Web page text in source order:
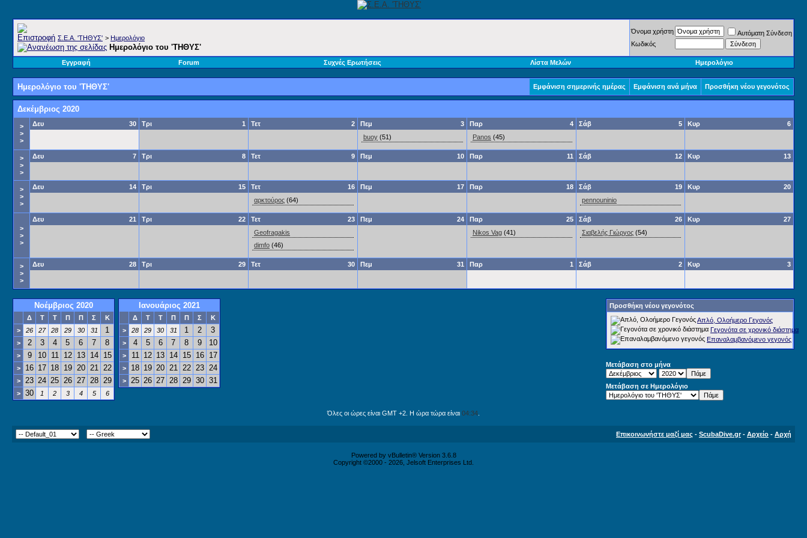
Σ.E.A. 'ΤΗΘΥΣ' > Ημερολόγιο
Ημερολόγιο του 'ΤΗΘΥΣ'
Όνομα χρήστη
Αυτόματη Σύνδεση
Κωδικός
Εγγραφή Forum Συχνές Ερωτήσεις Λίστα Μελών Ημερολόγιο
Ημερολόγιο του 'ΤΗΘΥΣ' Εμφάνιση σημερινής ημέρας Εμφάνιση ανά μήνα Προσθήκη νέου γεγονότος
Δεκέμβριος 2020
>
>
>
30
Δευ 1
Τρι 2
Τετ 3
Πεμ
buoy (51)
4
Παρ
Panos (45)
5
Σάβ 6
Κυρ
>
>
>
7
Δευ 8
Τρι 9
Τετ 10
Πεμ 11
Παρ 12
Σάβ 13
Κυρ
>
>
>
14
Δευ 15
Τρι 16
Τετ
αρκτούρος (64)
17
Πεμ 18
Παρ 19
Σάβ
pennouninio
20
Κυρ
>
>
>
21
Δευ 22
Τρι 23
Τετ
Geofragakis
dimfo (46)
24
Πεμ 25
Παρ
Nikos Vag (41)
26
Σάβ
Σιαβελής Γιώργος (54)
27
Κυρ
>
>
>
28
Δευ 29
Τρι 30
Τετ 31
Πεμ 1
Παρ 2
Σάβ 3
Κυρ
Νοέμβριος 2020
Δ Τ Τ Π Π Σ
Κ
>
26 27 28 29 30 31 1
> 2 3 4 5 6 7 8
> 9 10 11 12 13 14 15
> 16 17 18 19 20 21 22
> 23 24 25 26 27 28 29
> 30 1 2 3 4 5 6
Ιανουάριος 2021
Δ Τ Τ Π Π Σ
Κ
>
28 29 30 31 1 2 3
> 4 5 6 7 8 9 10
> 11 12 13 14 15 16 17
> 18 19 20 21 22 23 24
> 25 26 27 28 29 30 31
Προσθήκη νέου γεγονότος
Απλό, Ολοήμερο Γεγονός
Γεγονότα σε χρονικό διάστημα
Επαναλαμβανόμενο γεγονός
Μετάβαση στο μήνα
Μετάβαση σε Ημερολόγιο
Όλες οι ώρες είναι GMT +2. Η ώρα τώρα είναι 04:34
Επικοινωνήστε μαζί μας - ScubaDive.gr- Αρχείο - Αρχή
Powered by vBulletin® Version 3.6.8
Copyright ©2000 - 2026, Jelsoft Enterprises Ltd.